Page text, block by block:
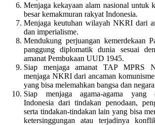
Menjaga kekayaan alam nasional untuk
besar kemakmuran rakyat Indonesia.
Menjaga keutuhan wilayah NKRI dari
dan imperialisme.
Mendukung perjuangan kemerdekaan
panggung diplomatik dunia sesuai
amanat Pembukaan UUD 1945.
Siap menjaga amanat TAP MPRS
menjaga NKRI dari ancaman komunisme
yang bisa melemahkan bangsa dan
Siap menjaga agama-agama yang
Indonesia dari tindakan penodaan,
serta tindakan-tindakan lain yang bisa
ketersinggungan atau terjadinya